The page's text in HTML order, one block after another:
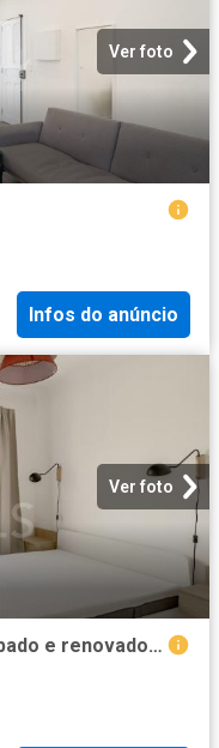
Ver foto
Infos do anúncio
Ver foto
Apartamento T2 mobilado, equipado e renovado, na Penha de França